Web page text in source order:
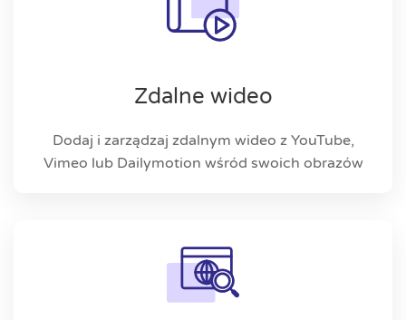
Zdalne wideo
Dodaj i zarządzaj zdalnym wideo z YouTube,
Vimeo lub Dailymotion wśród swoich obrazów